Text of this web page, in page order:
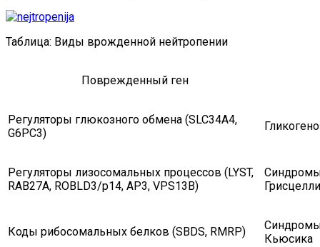
Таблица: Виды врожденной нейтропении
Поврежденный ген
Регуляторы глюкозного обмена (SLC34A4,
G6PC3)
Регуляторы лизосомальных процессов (LYST,
RAB27A, ROBLD3/p14, AP3, VPS13B)
Коды рибосомальных белков (SBDS, RMRP)
Кьюсика